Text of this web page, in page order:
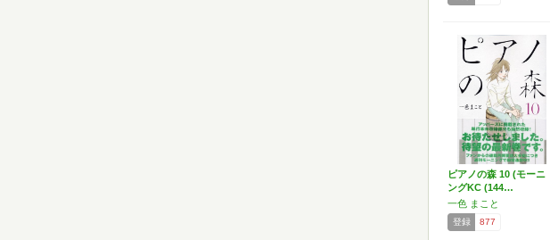
ピアノの森 10 (モーニ
ングKC (144…
一色 まこと
登録 877